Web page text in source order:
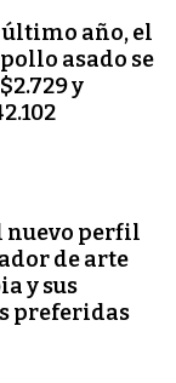
año, el
asado se
y
nuevo perfil
de arte
y sus
preferidas